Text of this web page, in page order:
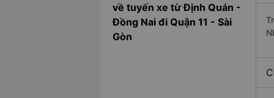
về tuyến xe từ Định Quán -
Đồng Nai đi Quận 11 - Sài
Gòn